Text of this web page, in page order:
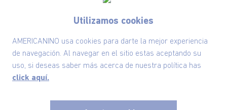
Utilizamos cookies
AMERICANINO usa cookies para darte la mejor experiencia
de navegación. Al navegar en el sitio estas aceptando su
uso, si deseas saber más acerca de nuestra política has
click aquí.